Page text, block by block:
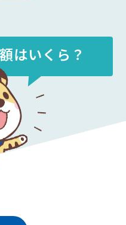
はいくら？